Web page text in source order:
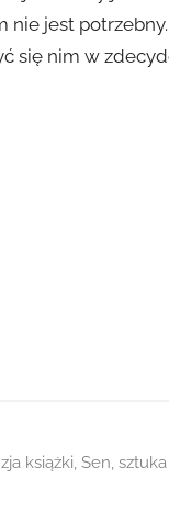
jest
się nim w
książki, Sen,